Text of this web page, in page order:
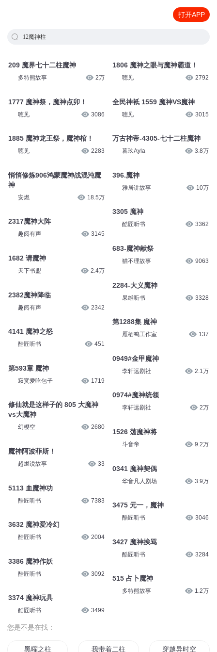
打开APP
12魔神柱
209 魔界七十二柱魔神
多特熊故事 2万
1777 魔神祭，魔神点卯！
聴见 3086
1885 魔神龙王祭，魔神棺！
聴见 2283
悄悄修炼906鸿蒙魔神战混沌魔
神
安燃 18.5万
2317魔神大阵
趣阅有声 3145
1682 请魔神
天下书盟 2.4万
2382魔神降临
趣阅有声 2342
4141 魔神之怒
酷匠听书 451
第593章 魔神
寂寞爱吃包子 1719
修仙就是这样子的 805 大魔神
vs大魔神
幻樱空 2680
魔神阿波菲斯！
超燃说故事 33
5113 血魔神功
酷匠听书 7383
3632 魔神爱冷幻
酷匠听书 2004
3386 魔神作妖
酷匠听书 3092
3374 魔神玩具
酷匠听书 3499
1806 魔神之眼与魔神霸道！
聴见 2792
全民神衹 1559 魔神VS魔神
聴见 3015
万古神帝-4305-七十二柱魔神
暮玖Ayla 3.8万
396.魔神
雅居讲故事 10万
3305 魔神
酷匠听书 3362
683-魔神献祭
猫不理故事 9063
2284-大义魔神
果维听书 3328
第1288集 魔神
雁栖鸣工作室 137
0949#金甲魔神
李轩远剧社 2.1万
0974#魔神统领
李轩远剧社 2万
1526 荡魔神将
斗音帝 9.2万
0341 魔神契偶
华音凡人剧场 3.9万
3475 元一，魔神
酷匠听书 3046
3427 魔神挨骂
酷匠听书 3284
515 占卜魔神
多特熊故事 1.2万
您是不是在找：
黑曜之柱 我带着二柱子穿越 穿越异时空之12